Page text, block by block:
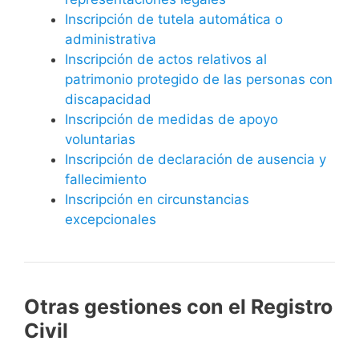
Inscripción de tutela automática o
administrativa
Inscripción de actos relativos al
patrimonio protegido de las personas con
discapacidad
Inscripción de medidas de apoyo
voluntarias
Inscripción de declaración de ausencia y
fallecimiento
Inscripción en circunstancias
excepcionales
Otras gestiones con el Registro
Civil